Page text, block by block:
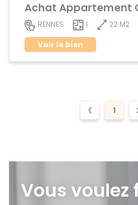
Achat Appartement
RENNES 1
22 M2
Voir le bien
‹ 1
Vous voulez